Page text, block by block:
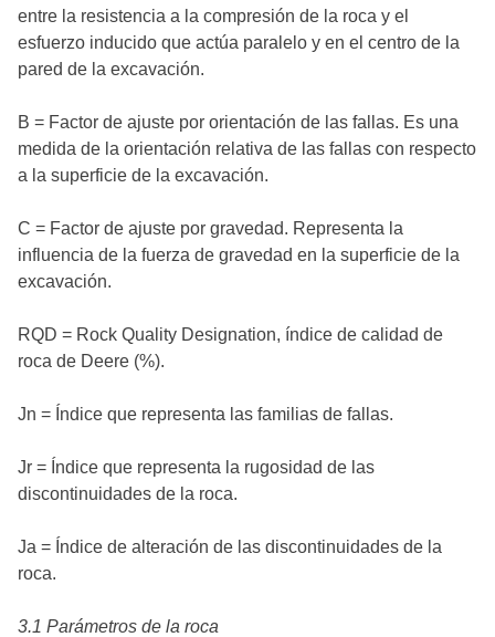
entre la resistencia a la compresión de la roca y el
esfuerzo inducido que actúa paralelo y en el centro de la
pared de la excavación.
B = Factor de ajuste por orientación de las fallas. Es una
medida de la orientación relativa de las fallas con respecto
a la superficie de la excavación.
C = Factor de ajuste por gravedad. Representa la
influencia de la fuerza de gravedad en la superficie de la
excavación.
RQD = Rock Quality Designation, índice de calidad de
roca de Deere (%).
Jn = Índice que representa las familias de fallas.
Jr = Índice que representa la rugosidad de las
discontinuidades de la roca.
Ja = Índice de alteración de las discontinuidades de la
roca.
3.1 Parámetros de la roca